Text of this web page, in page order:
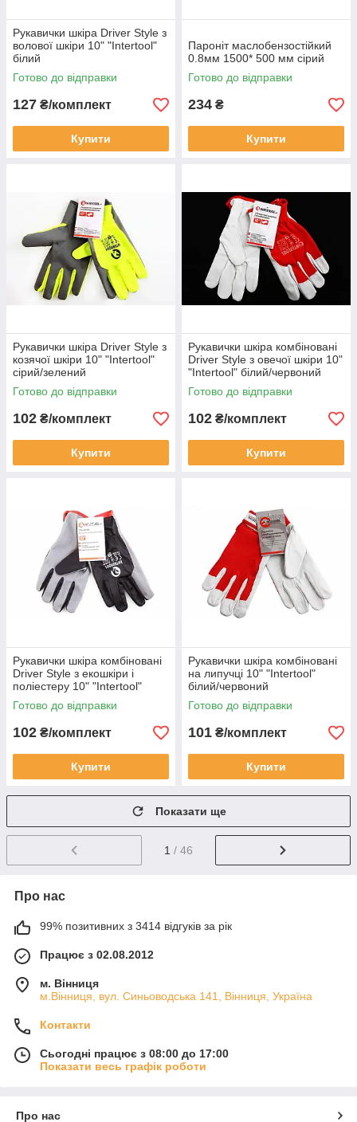
Рукавички шкіра Driver Style з
волової шкіри 10" "Intertool"
білий
Готово до відправки
127 ₴/комплект
Купити
Пароніт маслобензостійкий
0.8мм 1500* 500 мм сірий
Готово до відправки
234 ₴
Купити
Рукавички шкіра Driver Style з
козячої шкіри 10" "Intertool"
сірий/зелений
флуорисцентний
Готово до відправки
102 ₴/комплект
Купити
Рукавички шкіра комбіновані
Driver Style з овечої шкіри 10"
"Intertool" білий/червоний
Готово до відправки
102 ₴/комплект
Купити
Рукавички шкіра комбіновані
Driver Style з екошкіри і
поліестеру 10" "Intertool"
сірий/чорний
Готово до відправки
102 ₴/комплект
Купити
Рукавички шкіра комбіновані
на липучці 10" "Intertool"
білий/червоний
Готово до відправки
101 ₴/комплект
Купити
Показати ще
1 / 46
Про нас
99% позитивних з 3414 відгуків за рік
Працює з 02.08.2012
м. Вінниця
м.Вінниця, вул. Синьоводська 141, Вінниця, Україна
Контакти
Сьогодні працює з 08:00 до 17:00
Показати весь графік роботи
Про нас